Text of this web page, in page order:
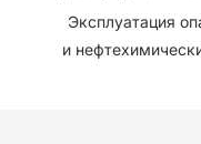
Эксплуатация
и